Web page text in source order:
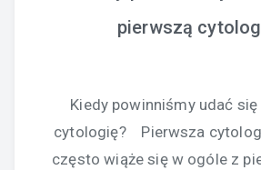
pierwszą
Kiedy powinniśmy udać
cytologię? Pierwsza
często wiąże się w ogóle z